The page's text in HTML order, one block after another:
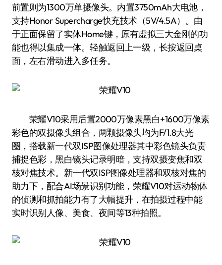
前置则为1300万单摄像头。内置3750mAh大电池，
支持Honor Supercharge快充技术（5V/4.5A）。由
于正面保留了实体Home键，原有虚拟三大金刚的功
能也得以集成一体。轻触返回上一级，长按返回桌
面，左右滑动进入多任务。
荣耀V10采用后置2000万像素黑白+1600万像素
彩色的双摄像头组合，两颗摄像头均为F/1.8大光
圈，搭载新一代双ISP图像处理器其中彩色镜头负责
捕捉色彩，黑白镜头记录明暗，支持双摄变焦和双
核对焦技术。新一代双ISP图像处理器和双核对焦的
助力下，配合AI场景识别功能，荣耀V10对运动物体
的侦测和抓拍能力有了大幅提升，在拍摄过程中能
实时识别人像、美食、夜间等13种拍照。